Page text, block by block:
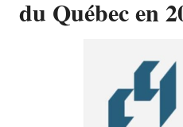
du Québec en